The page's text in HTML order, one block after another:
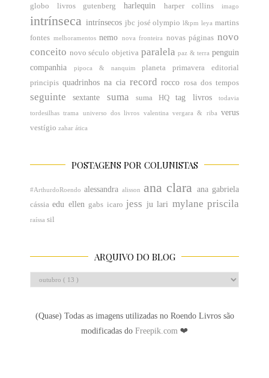
globo livros
gutenberg harlequin harper collins imago
intrínseca intrínsecos jbc josé olympio l&pm leya martins
fontes melhoramentos nemo nova fronteira novas páginas novo
conceito novo século objetiva paralela paz & terra penguin
companhia
pipoca & nanquim planeta
primavera editorial
principis quadrinhos na cia record rocco rosa dos tempos
seguinte sextante suma suma HQ tag livros todavia
tordesilhas trama universo dos livros valentina vergara & riba verus
vestígio zahar ática
POSTAGENS POR COLUNISTAS
#ArthurdoRoendo alessandra alisson ana clara ana gabriela
cássia edu ellen gabs icaro jess ju lari mylane priscila
raíssa sil
ARQUIVO DO BLOG
(Quase) Todas as imagens utilizadas no Roendo Livros são
modificadas do Freepik.com ❤